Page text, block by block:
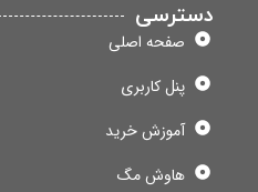
دسترسی
صفحه اصلی
پنل کاربری
آموزش خرید
هاوش مگ